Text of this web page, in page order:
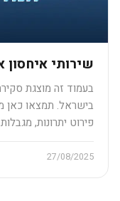
שירותי
בעמוד זה מוצגת
בישראל. תמצאו כאן
פירוט יתרונות,
27/08/2025